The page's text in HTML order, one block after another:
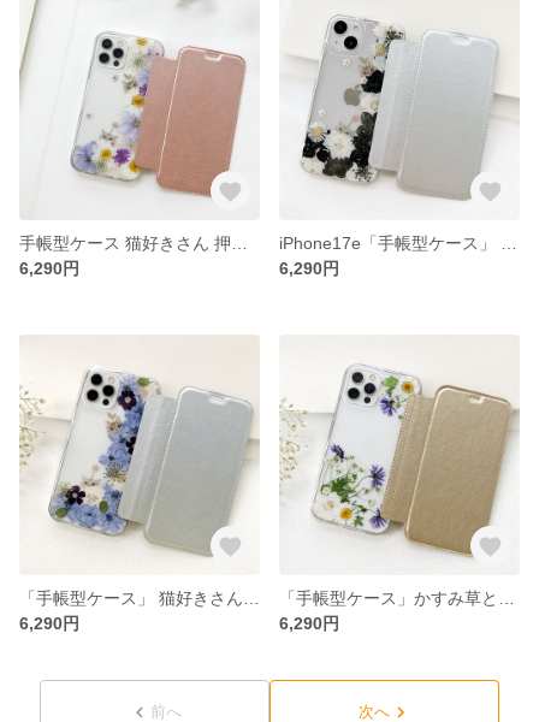
6,290円
6,290円
6,290円
6,290円
前へ 次へ